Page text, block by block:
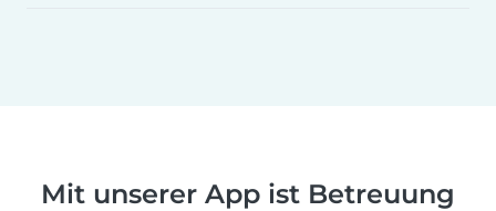
Mit unserer App ist Betreuung